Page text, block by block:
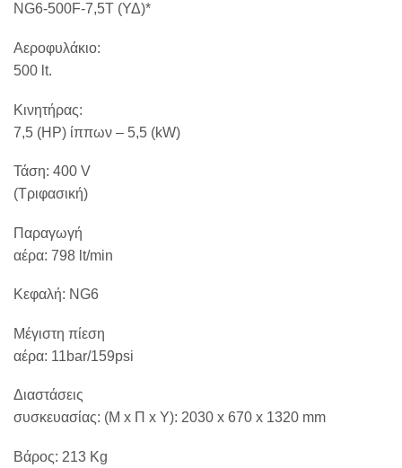
NG6-500F-7,5T (ΥΔ)*
Αεροφυλάκιο:
500 lt.
Κινητήρας:
7,5 (ΗΡ) ίππων – 5,5 (kW)
Τάση: 400 V
(Τριφασική)
Παραγωγή
αέρα: 798 lt/min
Κεφαλή: NG6
Μέγιστη πίεση
αέρα: 11bar/159psi
Διαστάσεις
συσκευασίας: (Μ x Π x Y): 2030 x 670 x 1320 mm
Βάρος: 213 Κg